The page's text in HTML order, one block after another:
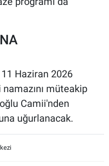
Haziran 2026
müteakip
Camii'nden
uğurlanacak.